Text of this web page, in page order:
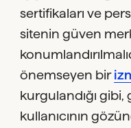
sertifikaları ve
sitenin güven
önemseyen bir
kurgulandığı
kullanıcının